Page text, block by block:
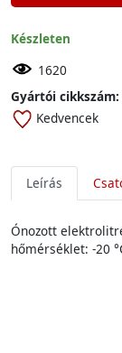
Készleten
1620
Gyártói cikkszám:
Kedvencek
Leírás
Ónozott
hőmérséklet: -20